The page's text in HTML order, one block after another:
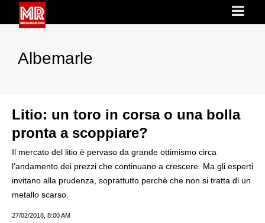
Albemarle
Litio: un toro in corsa o una bolla
pronta a scoppiare?
Il mercato del litio è pervaso da grande ottimismo circa
l’andamento dei prezzi che continuano a crescere. Ma gli esperti
invitano alla prudenza, soprattutto perchè che non si tratta di un
metallo scarso.
27/02/2018, 8:00 AM